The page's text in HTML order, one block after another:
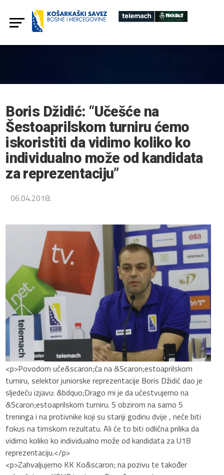
Boris Džidić: “Učešće na
Šestoaprilskom turniru ćemo
iskoristiti da vidimo koliko ko
individualno može od kandidata
za reprezentaciju”
06.04.2018.
<p>Povodom uče&scaron;ća na &Scaron;estoaprilskom
turniru, selektor juniorske reprezentacije Boris Džidić dao je
sljedeću izjavu: &bdquo;Drago mi je da učestvujemo na
&Scaron;estoaprilskom turniru. S obzirom na samo 5
treninga i na protivnike koji su stariji godinu dvije , neće biti
fokus na timskom rezultatu. Ali će to biti odlična prilika da
vidimo koliko ko individualno može od kandidata za U18
reprezentaciju.</p>
<p>Zahvaljujemo KK Ko&scaron; na pozivu te također